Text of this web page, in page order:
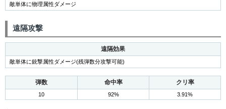
敵単体に物理属性ダメージ
遠隔攻撃
遠隔効果
敵単体に銃撃属性ダメージ(残弾数分攻撃可能)
弾数 命中率 クリ率
10 92% 3.91%